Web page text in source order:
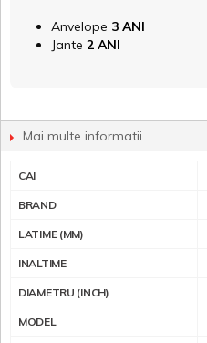
Anvelope 3 ANI
Jante 2 ANI
Mai multe informatii
CAI
BRAND
LATIME (MM)
INALTIME
DIAMETRU (INCH)
MODEL